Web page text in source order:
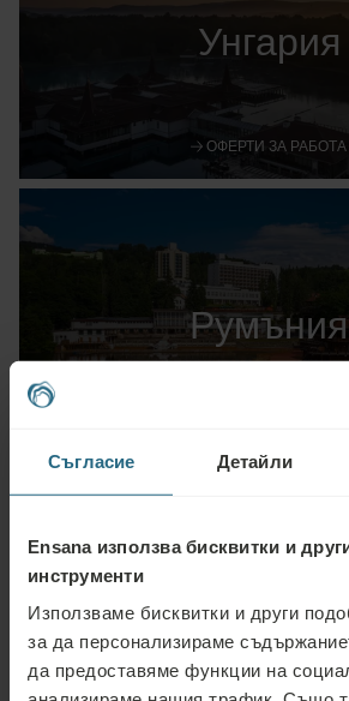
Съгласие Детайли
Ensana използва бисквитки и
инструменти
Използваме бисквитки и други
за да персонализираме
да предоставяме функции на
Унгария
ОФЕРТИ ЗА РАБОТА
Румъния